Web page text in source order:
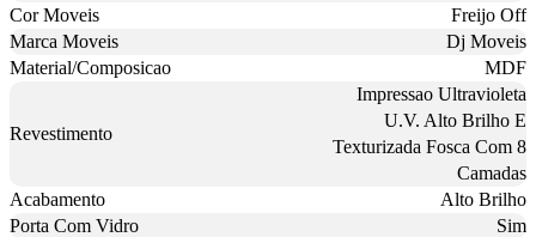
Cor Moveis
Freijo Off
Marca Moveis
Dj Moveis
Material/Composicao
MDF
Revestimento
Impressao Ultravioleta
U.V. Alto Brilho E
Texturizada Fosca Com 8
Camadas
Acabamento
Alto Brilho
Porta Com Vidro
Sim